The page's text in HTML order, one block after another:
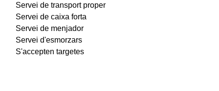
Servei de transport proper
Servei de caixa forta
Servei de menjador
Servei d'esmorzars
S'accepten targetes